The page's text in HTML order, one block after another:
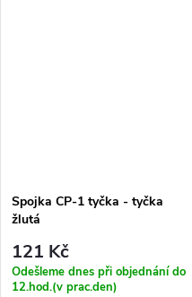
Spojka CP-1 tyčka - tyčka
žlutá
121 Kč
Odešleme dnes při objednání do
12.hod.(v prac.den)